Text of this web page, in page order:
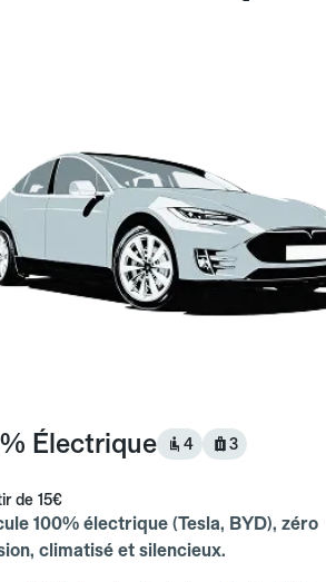
Électrique 4 3
de 15€
100% électrique (Tesla, BYD), zéro
climatisé et silencieux.